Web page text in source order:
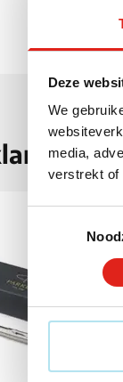
Deze
We
media,
verstrekt of